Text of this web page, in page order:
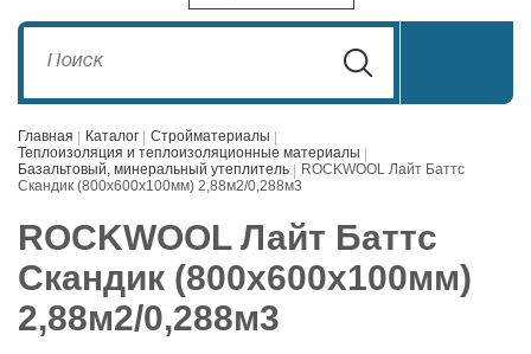
Главная Каталог
Стройматериалы
Теплоизоляция и теплоизоляционные материалы
Базальтовый, минеральный утеплитель
ROCKWOOL Лайт Баттс
Скандик (800х600х100мм) 2,88м2/0,288м3
ROCKWOOL Лайт Баттс
Скандик (800х600х100мм)
2,88м2/0,288м3